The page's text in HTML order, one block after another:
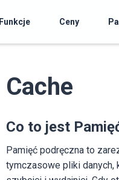
Funkcje Ceny
Cache
Co to jest
Pamięć podręczna to
tymczasowe pliki danych,